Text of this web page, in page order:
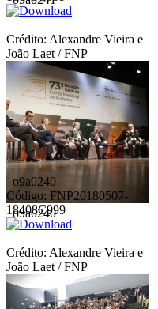
Crédito: Alexandre Vieira e
João Laet / FNP
_o9a0240
_o9a0240
Código: FNP20180507-
18408C999
Crédito: Alexandre Vieira e
João Laet / FNP